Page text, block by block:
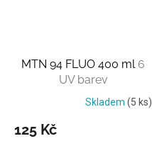
MTN 94 FLUO 400 ml 6
UV barev
Skladem (5 ks)
125 Kč